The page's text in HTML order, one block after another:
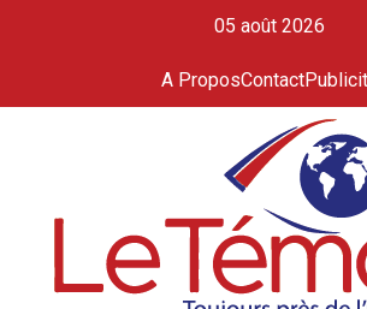
05 août 2026
A ProposContact